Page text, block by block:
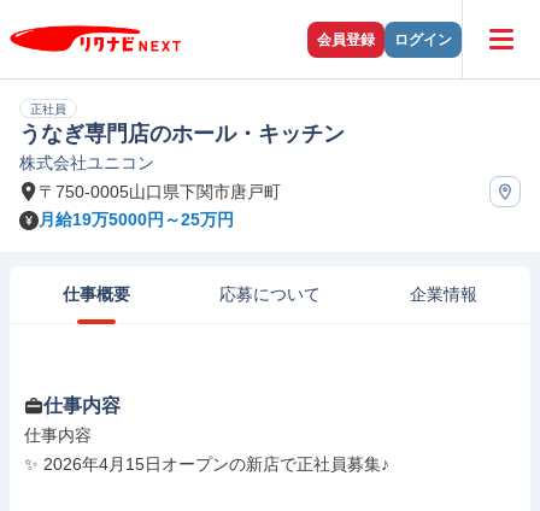
会員登録 ログイン
正社員
うなぎ専門店のホール・キッチン
株式会社ユニコン
〒750-0005山口県下関市唐戸町
月給19万5000円～25万円
仕事概要 応募について 企業情報
仕事内容
仕事内容
✨ 2026年4月15日オープンの新店で正社員募集♪